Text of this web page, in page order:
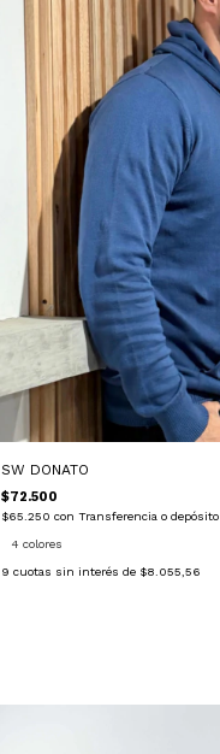
SW DONATO
$72.500
$65.250 con Transferencia o depósito
4 colores
9 cuotas sin interés de $8.055,56